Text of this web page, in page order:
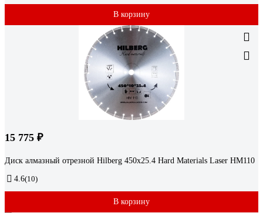
В корзину
15 775 ₽
Диск алмазный отрезной Hilberg 450x25.4 Hard Materials Laser HM110
4.6(10)
В корзину